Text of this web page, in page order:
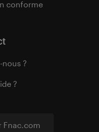
Fnac.com
conforme
?
?